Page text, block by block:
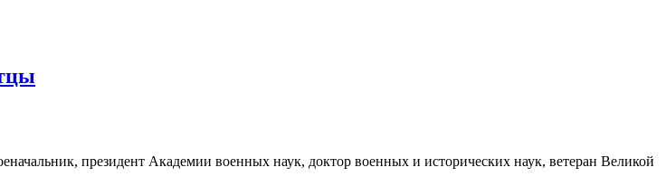
президент Академии военных наук, доктор военных и исторических наук, ветеран Великой